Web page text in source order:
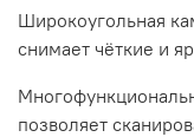
Широкоугольная
снимает чёткие и
позволяет